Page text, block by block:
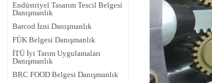
Endüstriyel Tasarım Tescil Belgesi
Danışmanlık
Barcod İzni Danışmanlık
FÜK Belgesi Danışmanlık
İTÜ İyi Tarım Uygulamaları
Danışmanlık
BRC FOOD Belgesi Danışmanlık